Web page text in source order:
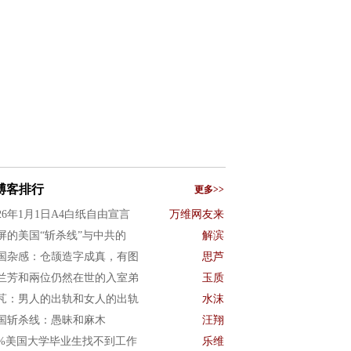
客排行 更多>>
年1月1日A4白纸自由宣言
万维网友来
的美国“斩杀线”与中共的
解滨
杂感：仓颉造字成真，有图
思芦
芳和兩位仍然在世的入室弟
玉质
：男人的出轨和女人的出轨
水沫
斩杀线：愚昧和麻木
汪翔
美国大学毕业生找不到工作
乐维